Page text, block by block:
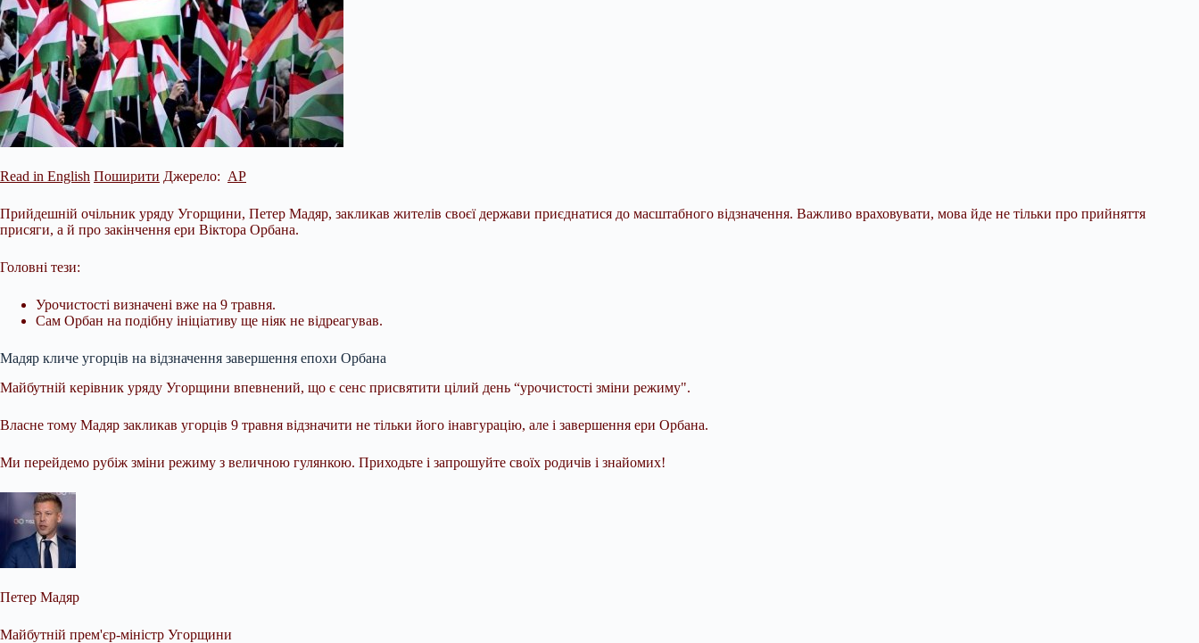
Read in English Поширити Джерело: AP
Прийдешній очільник уряду Угорщини, Петер Мадяр, закликав жителів своєї держави приєднатися до масштабного відзначення. Важливо враховувати, мова йде не тільки про прийняття
присяги, а й про закінчення ери Віктора Орбана.
Головні тези:
Урочистості визначені вже на 9 травня.
Сам Орбан на подібну ініціативу ще ніяк не відреагував.
Мадяр кличе угорців на відзначення завершення епохи Орбана
Майбутній керівник уряду Угорщини впевнений, що є сенс присвятити цілий день “урочистості зміни режиму".
Власне тому Мадяр закликав угорців 9 травня відзначити не тільки його інавгурацію, але і завершення ери Орбана.
Ми перейдемо рубіж зміни режиму з величною гулянкою. Приходьте і запрошуйте своїх родичів і знайомих!
Петер Мадяр
Майбутній прем'єр-міністр Угорщини